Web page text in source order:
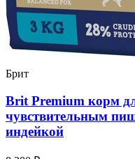
Брит
Brit Premium корм
чувствительным
индейкой